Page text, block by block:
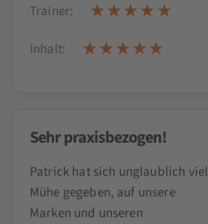
Trainer:
Inhalt:
Sehr praxisbezogen!
Patrick hat sich unglaublich viel
Mühe gegeben, auf unsere
Marken und unseren